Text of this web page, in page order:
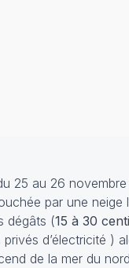
25 au 26
par une neige
dégâts (15 à 30
d’électricité )
de la mer du